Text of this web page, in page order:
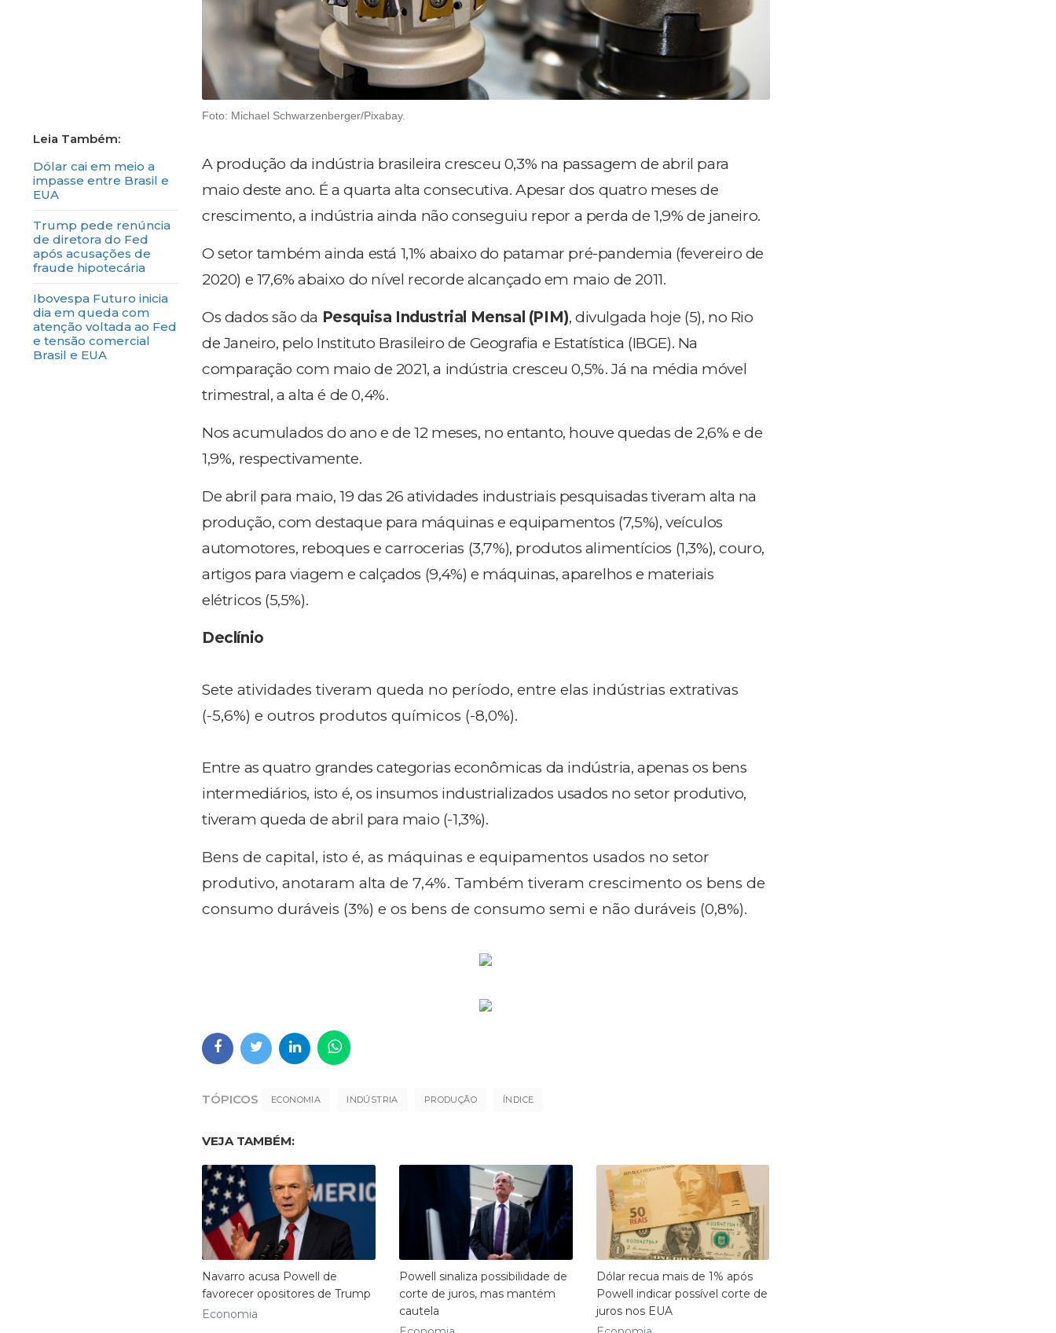
Dólar cai em meio a
impasse entre Brasil e
EUA
Trump pede renúncia
de diretora do Fed
após acusações de
fraude hipotecária
Ibovespa Futuro inicia
dia em queda com
atenção voltada ao Fed
e tensão comercial
Brasil e EUA
Foto: Michael Schwarzenberger/Pixabay.
A produção da indústria brasileira cresceu 0,3% na passagem de abril para
maio deste ano. É a quarta alta consecutiva. Apesar dos quatro meses de
crescimento, a indústria ainda não conseguiu repor a perda de 1,9% de janeiro.
O setor também ainda está 1,1% abaixo do patamar pré-pandemia (fevereiro de
2020) e 17,6% abaixo do nível recorde alcançado em maio de 2011.
Os dados são da Pesquisa Industrial Mensal (PIM), divulgada hoje (5), no Rio
de Janeiro, pelo Instituto Brasileiro de Geografia e Estatística (IBGE). Na
comparação com maio de 2021, a indústria cresceu 0,5%. Já na média móvel
trimestral, a alta é de 0,4%.
Nos acumulados do ano e de 12 meses, no entanto, houve quedas de 2,6% e de
1,9%, respectivamente.
De abril para maio, 19 das 26 atividades industriais pesquisadas tiveram alta na
produção, com destaque para máquinas e equipamentos (7,5%), veículos
automotores, reboques e carrocerias (3,7%), produtos alimentícios (1,3%), couro,
artigos para viagem e calçados (9,4%) e máquinas, aparelhos e materiais
elétricos (5,5%).
Declínio
Sete atividades tiveram queda no período, entre elas indústrias extrativas
(-5,6%) e outros produtos químicos (-8,0%).
Entre as quatro grandes categorias econômicas da indústria, apenas os bens
intermediários, isto é, os insumos industrializados usados no setor produtivo,
tiveram queda de abril para maio (-1,3%).
Bens de capital, isto é, as máquinas e equipamentos usados no setor
produtivo, anotaram alta de 7,4%. Também tiveram crescimento os bens de
consumo duráveis (3%) e os bens de consumo semi e não duráveis (0,8%).
TÓPICOS ECONOMIA INDÚSTRIA PRODUÇÃO ÍNDICE
VEJA TAMBÉM:
Navarro acusa Powell de
favorecer opositores de Trump
Economia
Powell sinaliza possibilidade de
corte de juros, mas mantém
cautela
Dólar recua mais de 1% após
Powell indicar possível corte de
juros nos EUA